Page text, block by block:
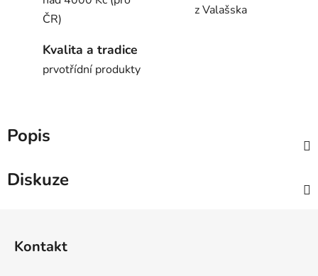
ČR)
z Valašska
Kvalita a tradice
prvotřídní produkty
Popis
Diskuze
Kontakt